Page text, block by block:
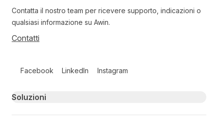
Contatta il nostro team per ricevere supporto, indicazioni o
qualsiasi informazione su Awin.
Contatti
Facebook LinkedIn Instagram
Primary footer navigation
Soluzioni